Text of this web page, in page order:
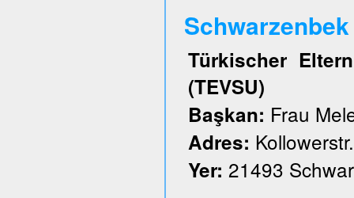
Türkischer
(TEVSU)
Başkan: Frau
Adres:
Yer: 21493